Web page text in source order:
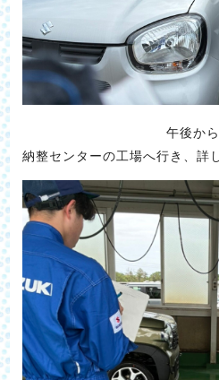
午後か
納整センターの工場へ行き、詳